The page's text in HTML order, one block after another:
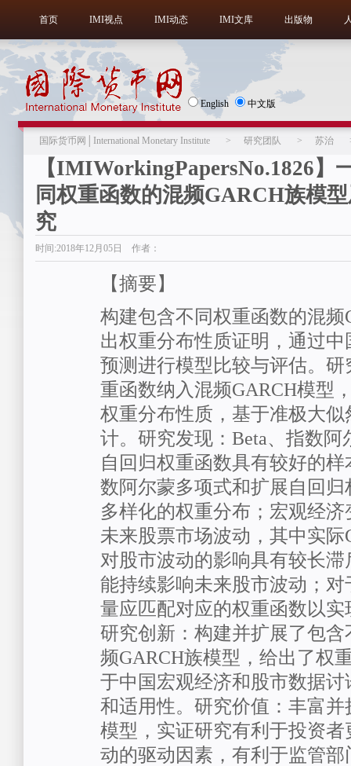
首页 IMI视点 IMI动态 IMI文库 出版物
English 中文版
国际货币网│International Monetary Institute > 研究团队 > 苏治
【IMIWorkingPapersNo.1826】
同权重函数的混频GARCH族模
究
时间:2018年12月05日 作者：
【摘要】
构建包含不同权重函数的混频
出权重分布性质证明，通过
预测进行模型比较与评估。
重函数纳入混频GARCH模型
权重分布性质，基于准极大
计。研究发现：Beta、指数阿
自回归权重函数具有较好的
数阿尔蒙多项式和扩展自回
多样化的权重分布；宏观经
未来股票市场波动，其中实际
对股市波动的影响具有较长
能持续影响未来股市波动；
量应匹配对应的权重函数以
研究创新：构建并扩展了包
频GARCH族模型，给出了权
于中国宏观经济和股市数据
和适用性。研究价值：丰富并
模型，实证研究有利于投资
动的驱动因素，有利于监管